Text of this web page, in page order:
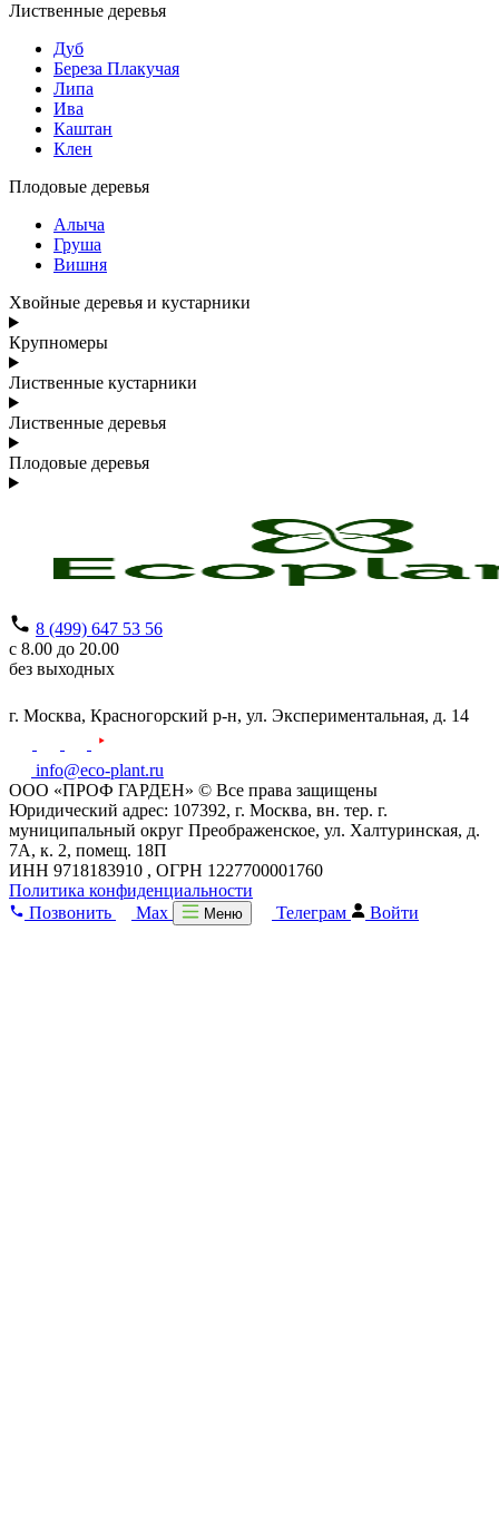
Лиственные деревья
Дуб
Береза Плакучая
Липа
Ива
Каштан
Клен
Плодовые деревья
Алыча
Груша
Вишня
Хвойные деревья и кустарники
Крупномеры
Лиственные кустарники
Лиственные деревья
Плодовые деревья
8 (499) 647 53 56
с 8.00 до 20.00
без выходных
г. Москва, Красногорский р-н, ул. Экспериментальная, д. 14
info@eco-plant.ru
ООО «ПРОФ ГАРДЕН» © Все права защищены
Юридический адрес: 107392, г. Москва, вн. тер. г.
муниципальный округ Преображенское, ул. Халтуринская, д.
7А, к. 2, помещ. 18П
ИНН 9718183910 , ОГРН 1227700001760
Политика конфиденциальности
Позвонить
Max Меню Телеграм Войти